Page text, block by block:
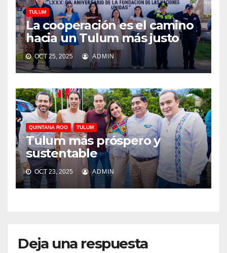
TULUM
La cooperación es el camino
hacia un Tulum más justo
OCT 25, 2025 ADMIN
QUINTANA ROO TULUM
Tulum más próspero y
sustentable
OCT 23, 2025 ADMIN
Deja una respuesta